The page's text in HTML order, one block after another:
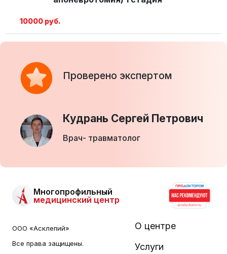
10000 руб.
Проверено экспертом
Кудрань Сергей Петрович
Врач- травматолог
Многопрофильный
медицинский центр
ООО «Асклепий»
Все права защищены.
О центре
Услуги